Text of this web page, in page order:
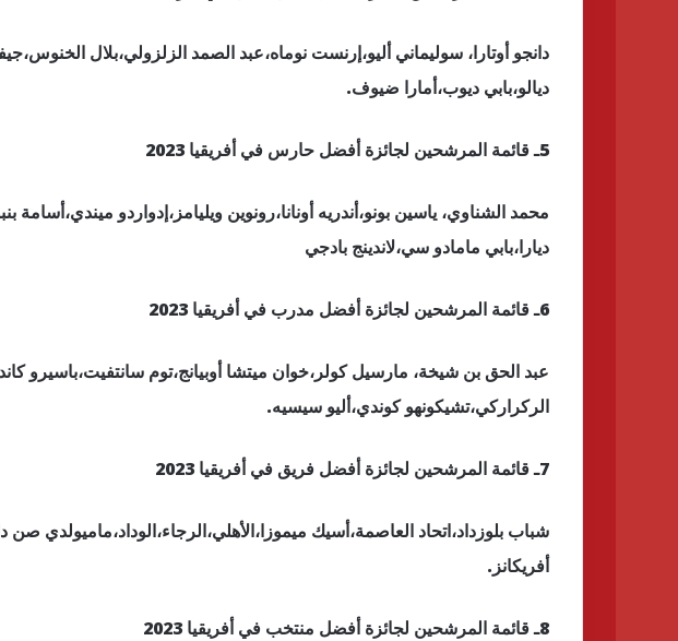
دانجو أوتارا، سوليماني أليو،إرنست نوماه،عبد الصمد الزلزولي،بلال
ديالو،بابي ديوب،أمارا ضيوف.
5ـ قائمة المرشحين لجائزة أفضل حارس في أفريقيا 2023
محمد الشناوي، ياسين بونو،أندريه أونانا،رونوين ويليامز،إدواردو
ديارا،بابي مامادو سي،لاندينج بادجي
6ـ قائمة المرشحين لجائزة أفضل مدرب في أفريقيا 2023
عبد الحق بن شيخة، مارسيل كولر،خوان ميتشا أوبيانج،توم سانتفيت،باسيرو
الركراركي،تشيكونهو كوندي،أليو سيسيه.
7ـ قائمة المرشحين لجائزة أفضل فريق في أفريقيا 2023
شباب بلوزداد،اتحاد العاصمة،أسيك ميموزا،الأهلي،الرجاء،الوداد،ماميولدي صن
أفريكانز.
8ـ قائمة المرشحين لجائزة أفضل منتخب في أفريقيا 2023